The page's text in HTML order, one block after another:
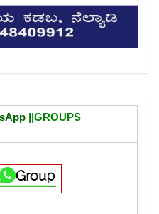
||GROUPS